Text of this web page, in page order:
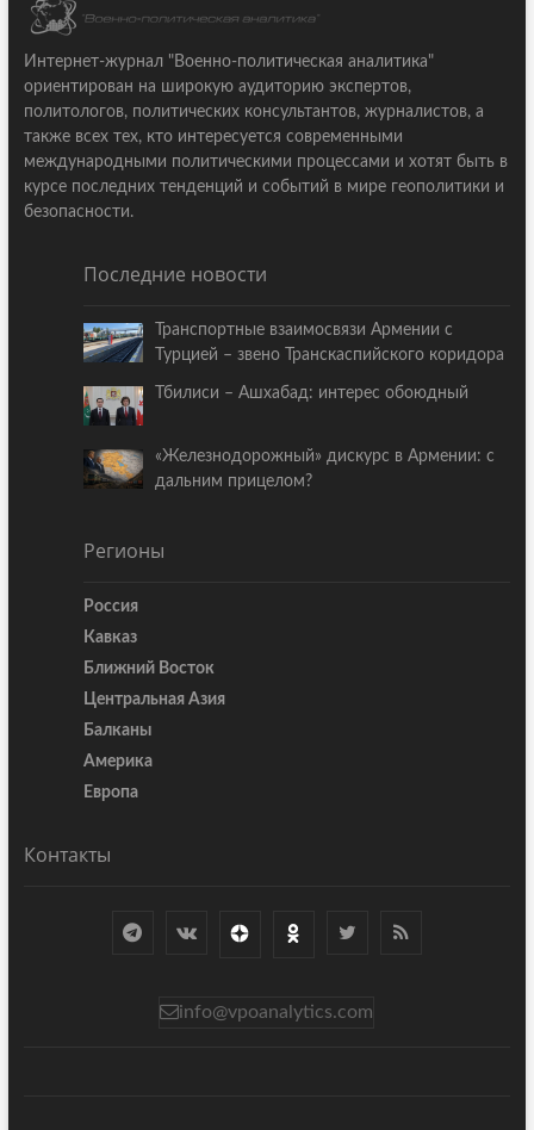
Интернет-журнал "Военно-политическая аналитика"
ориентирован на широкую аудиторию экспертов,
политологов, политических консультантов, журналистов, а
также всех тех, кто интересуется современными
международными политическими процессами и хотят быть в
курсе последних тенденций и событий в мире геополитики и
безопасности.
Последние новости
Транспортные взаимосвязи Армении с
Турцией – звено Транскаспийского коридора
Тбилиси – Ашхабад: интерес обоюдный
«Железнодорожный» дискурс в Армении: с
дальним прицелом?
Регионы
Россия
Кавказ
Ближний Восток
Центральная Азия
Балканы
Америка
Европа
Контакты
info@vpoanalytics.com